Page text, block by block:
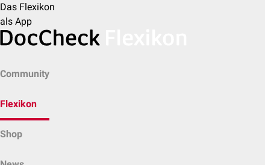
Das Flexikon
als App
Community
Flexikon
Shop